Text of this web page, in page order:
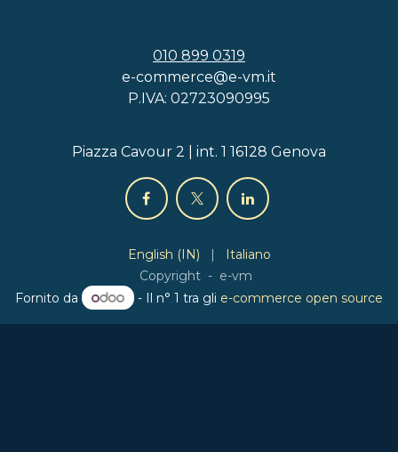
010 899 0319
e-commerce@e-vm.it
P.IVA: 02723090995
Piazza Cavour 2 | int. 1 16128 Genova
Copyright - e-vm
English (IN) | Italiano
Fornito da - Il n° 1 tra gli e-commerce open source